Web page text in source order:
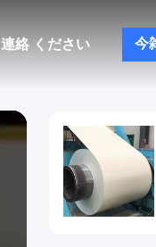
連絡 ください 今